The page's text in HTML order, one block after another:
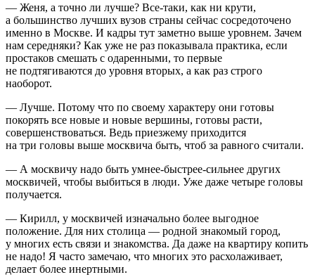
— Женя, а точно ли лучше? Все-таки, как ни крути,
а большинство лучших вузов страны сейчас сосредоточено
именно в Москве. И кадры тут заметно выше уровнем. Зачем
нам середняки? Как уже не раз показывала практика, если
простаков смешать с одаренными, то первые
не подтягиваются до уровня вторых, а как раз строго
наоборот.
— Лучше. Потому что по своему характеру они готовы
покорять все новые и новые вершины, готовы расти,
совершенствоваться. Ведь приезжему приходится
на три головы выше москвича быть, чтоб за равного считали.
— А москвичу надо быть умнее-быстрее-сильнее других
москвичей, чтобы выбиться в люди. Уже даже четыре головы
получается.
— Кирилл, у москвичей изначально более выгодное
положение. Для них столица — родной знакомый город,
у многих есть связи и знакомства. Да даже на квартиру копить
не надо! Я часто замечаю, что многих это расхолаживает,
делает более инертными.